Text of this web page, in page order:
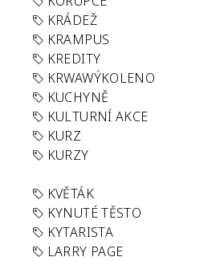
KRÁDEŽ
KRAMPUS
KREDITY
KRWAWÝKOLENO
KUCHYNĚ
KULTURNÍ AKCE
KURZ
KURZY
KVĚTÁK
KYNUTÉ TĚSTO
KYTARISTA
LARRY PAGE